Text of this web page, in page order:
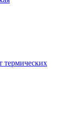
термических